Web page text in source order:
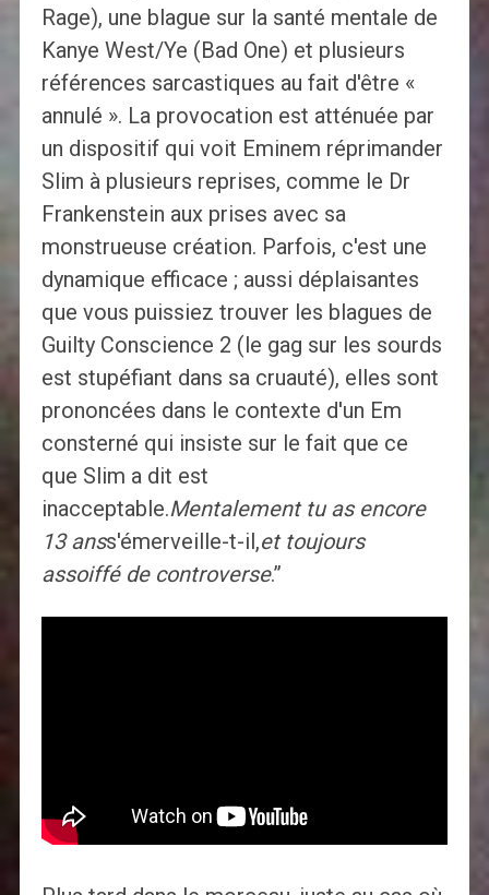
Rage), une blague sur la santé mentale de
Kanye West/Ye (Bad One) et plusieurs
références sarcastiques au fait d'être «
annulé ». La provocation est atténuée par
un dispositif qui voit Eminem réprimander
Slim à plusieurs reprises, comme le Dr
Frankenstein aux prises avec sa
monstrueuse création. Parfois, c'est une
dynamique efficace ; aussi déplaisantes
que vous puissiez trouver les blagues de
Guilty Conscience 2 (le gag sur les sourds
est stupéfiant dans sa cruauté), elles sont
prononcées dans le contexte d'un Em
consterné qui insiste sur le fait que ce
que Slim a dit est
inacceptable.Mentalement tu as encore
13 anss'émerveille-t-il,et toujours
assoiffé de controverse.”